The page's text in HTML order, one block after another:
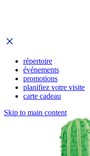
répertoire
événements
promotions
planifiez votre visite
carte cadeau
Skip to main content